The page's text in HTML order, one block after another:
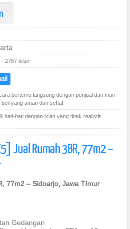
- 2757 iklan
bertemu langsung dengan penjual dan mari
yang aman dan sehat
hati-hati dengan iklan yang tidak realistis.
Jual Rumah 3BR, 77m2 –
77m2 – Sidoarjo, Jawa TImur
Gedangan